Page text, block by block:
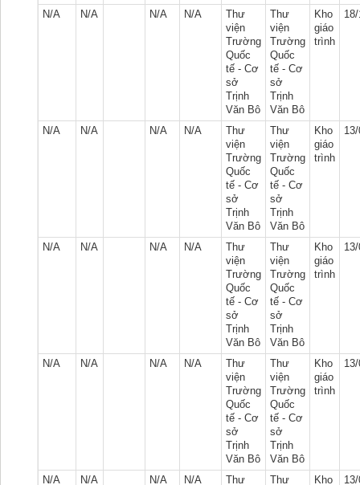
N/A N/A N/A N/A
Thư
viện
Trường
Quốc
tế - Cơ
sở
Trịnh
Văn Bô
Thư
viện
Trường
Quốc
tế - Cơ
sở
Trịnh
Văn Bô
Kho
giáo
trình
N/A N/A N/A N/A
Thư
viện
Trường
Quốc
tế - Cơ
sở
Trịnh
Văn Bô
Thư
viện
Trường
Quốc
tế - Cơ
sở
Trịnh
Văn Bô
Kho
giáo
trình
N/A N/A N/A N/A
Thư
viện
Trường
Quốc
tế - Cơ
sở
Trịnh
Văn Bô
Thư
viện
Trường
Quốc
tế - Cơ
sở
Trịnh
Văn Bô
Kho
giáo
trình
N/A N/A N/A N/A
Thư
viện
Trường
Quốc
tế - Cơ
sở
Trịnh
Văn Bô
Thư
viện
Trường
Quốc
tế - Cơ
sở
Trịnh
Văn Bô
Kho
giáo
trình
N/A N/A N/A N/A
Thư
Thư
Kho